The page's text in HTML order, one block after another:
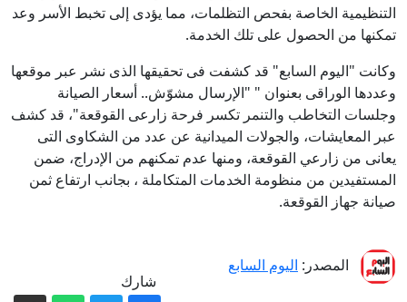
التنظيمية الخاصة بفحص التظلمات، مما يؤدى إلى تخبط الأسر وعد
تمكنها من الحصول على تلك الخدمة.
وكانت "اليوم السابع" قد كشفت فى تحقيقها الذى نشر عبر موقعها
وعددها الوراقى بعنوان " "الإرسال مشوّش.. أسعار الصيانة
وجلسات التخاطب والتنمر تكسر فرحة زارعى القوقعة"، قد كشف
عبر المعايشات، والجولات الميدانية عن عدد من الشكاوى التى
يعانى من زارعي القوقعة، ومنها عدم تمكنهم من الإدراج، ضمن
المستفيدين من منظومة الخدمات المتكاملة ، بجانب ارتفاع ثمن
صيانة جهاز القوقعة.
المصدر: اليوم السابع
شارك